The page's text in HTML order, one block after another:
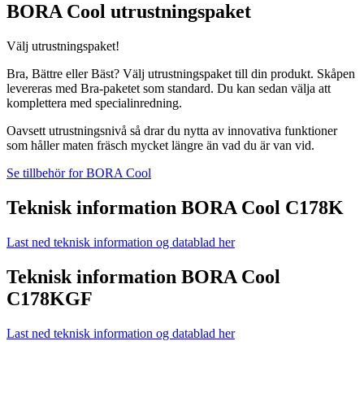
BORA Cool utrustningspaket
Välj utrustningspaket!
Bra, Bättre eller Bäst? Välj utrustningspaket till din produkt. Skåpen
levereras med Bra-paketet som standard. Du kan sedan välja att
komplettera med specialinredning.
Oavsett utrustningsnivå så drar du nytta av innovativa funktioner
som håller maten fräsch mycket längre än vad du är van vid.
Se tillbehör for BORA Cool
Teknisk information BORA Cool C178K
Last ned teknisk information og datablad her
Teknisk information BORA Cool
C178KGF
Last ned teknisk information og datablad her